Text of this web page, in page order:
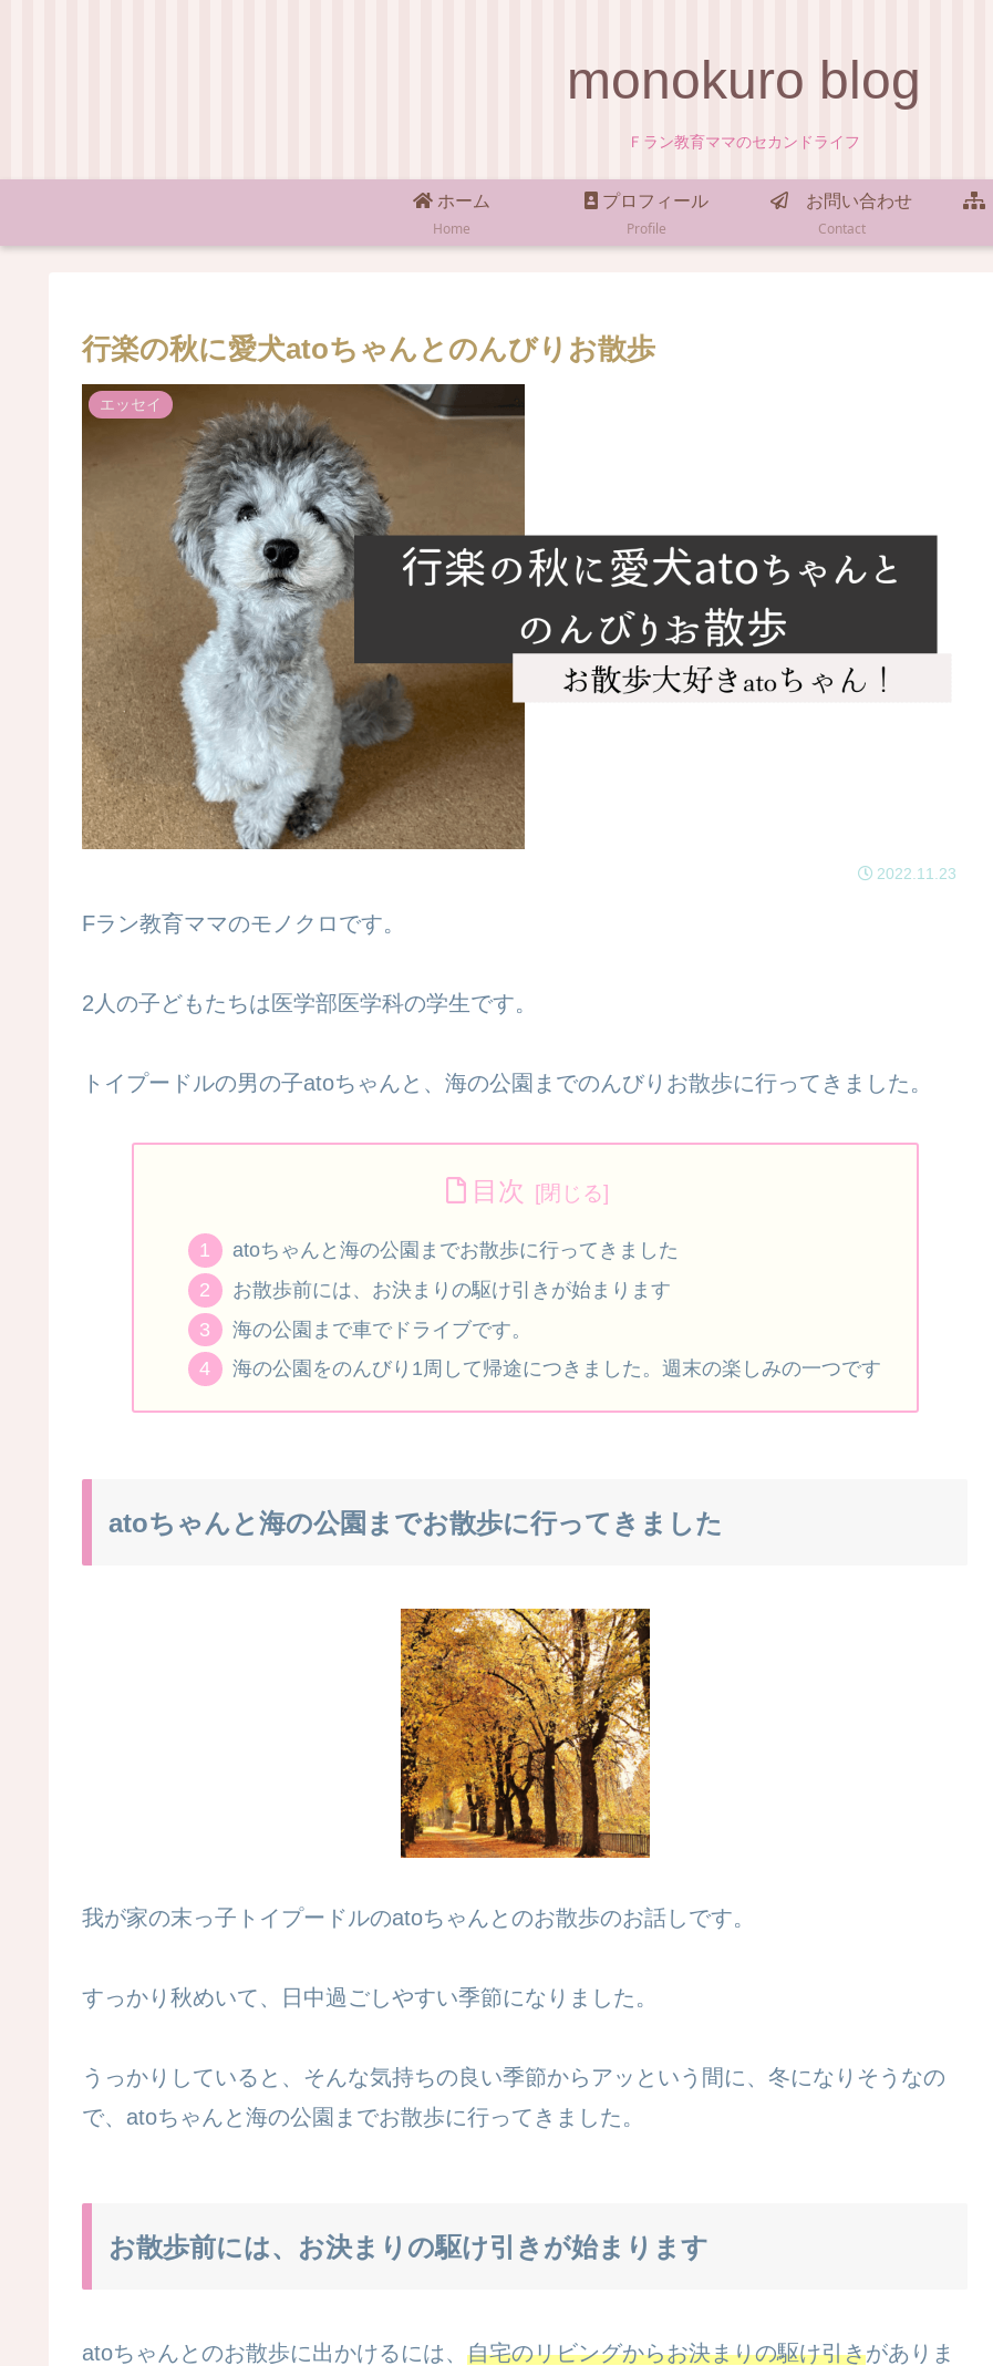
monokuro blog
Ｆラン教育ママのセカンドライフ
ホーム
Home
プロフィール
Profile
お問い合わせ
Contact
行楽の秋に愛犬atoちゃんとのんびりお散歩
エッセイ
2022.11.23
Fラン教育ママのモノクロです。
2人の子どもたちは医学部医学科の学生です。
トイプードルの男の子atoちゃんと、海の公園までのんびりお散歩に行ってきました。
目次
atoちゃんと海の公園までお散歩に行ってきました
お散歩前には、お決まりの駆け引きが始まります
海の公園まで車でドライブです。
海の公園をのんびり1周して帰途につきました。週末の楽しみの一つです
atoちゃんと海の公園までお散歩に行ってきました
我が家の末っ子トイプードルのatoちゃんとのお散歩のお話しです。
すっかり秋めいて、日中過ごしやすい季節になりました。
うっかりしていると、そんな気持ちの良い季節からアッという間に、冬になりそうなの
で、atoちゃんと海の公園までお散歩に行ってきました。
お散歩前には、お決まりの駆け引きが始まります
atoちゃんとのお散歩に出かけるには、 自宅のリビングからお決まりの駆け引きがありま